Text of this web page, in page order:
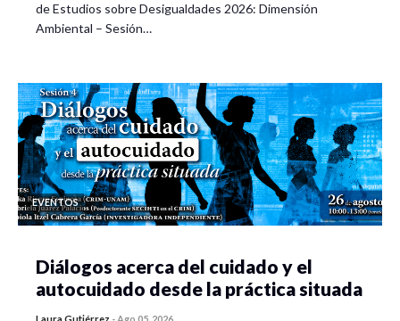
de Estudios sobre Desigualdades 2026: Dimensión
Ambiental – Sesión…
EVENTOS
Diálogos acerca del cuidado y el
autocuidado desde la práctica situada